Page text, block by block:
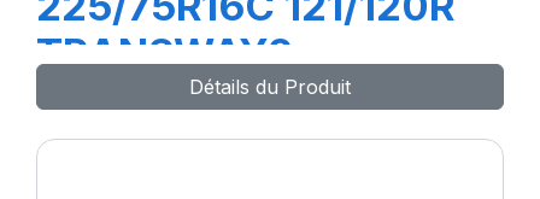
TRANSWAY2
Détails du Produit